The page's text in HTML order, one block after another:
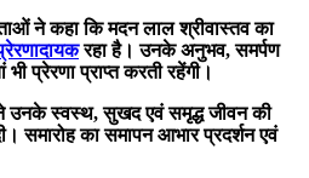
ने कहा कि मदन लाल श्रीवास्तव का
रहा है। उनके अनुभव, समर्पण
प्रेरणा प्राप्त करती रहेंगी।
उनके स्वस्थ, सुखद एवं समृद्ध जीवन की
समारोह का समापन आभार प्रदर्शन एवं